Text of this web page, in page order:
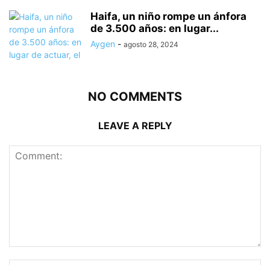
Haifa, un niño rompe un ánfora
de 3.500 años: en lugar...
Aygen - agosto 28, 2024
NO COMMENTS
LEAVE A REPLY